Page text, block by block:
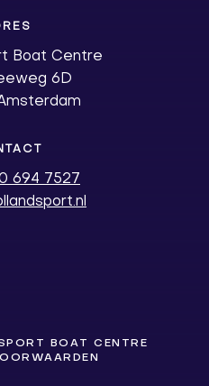
Boat Centre
6D
694 7527
BOAT CENTRE